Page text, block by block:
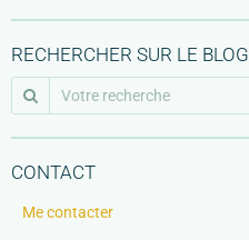
RECHERCHER SUR LE BLOG
CONTACT
Me contacter